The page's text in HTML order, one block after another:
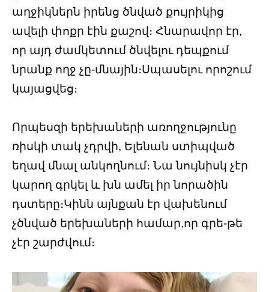
աղջիկներն իրենց ծնված քույրիկից
ավելի փոքր էին քաշով։ Հնարավոր էր,
որ այդ ժամկետում ծնվելու դեպքում
նրանք ողջ չը-մնային։Սպասելու որոշում
կայացվեց։
Որպեսզի երեխաների առողջությունը
ռիսկի տակ չդրվի, Ելենան ստիպված
եղավ մնալ անկողնում։ Նա նույնիսկ չէր
կարող գրկել և խն ամել իր նորածին
դստերը։Կինն այնքան էր վախենում
չծնված երեխաների համար,որ գրե-թե
չէր շարժվում։